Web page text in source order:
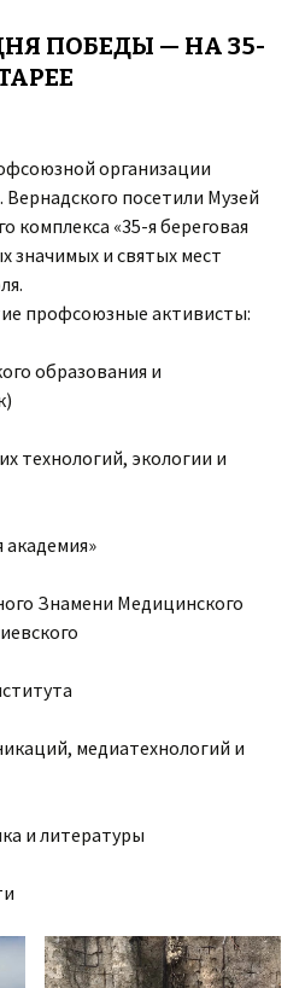
ПОБЕДЫ — НА 35-
организации
посетили Музей
комплекса «35-я береговая
значимых и святых мест
профсоюзные активисты:
образования и
технологий, экологии и
академия»
Знамени Медицинского
медиатехнологий и
и литературы